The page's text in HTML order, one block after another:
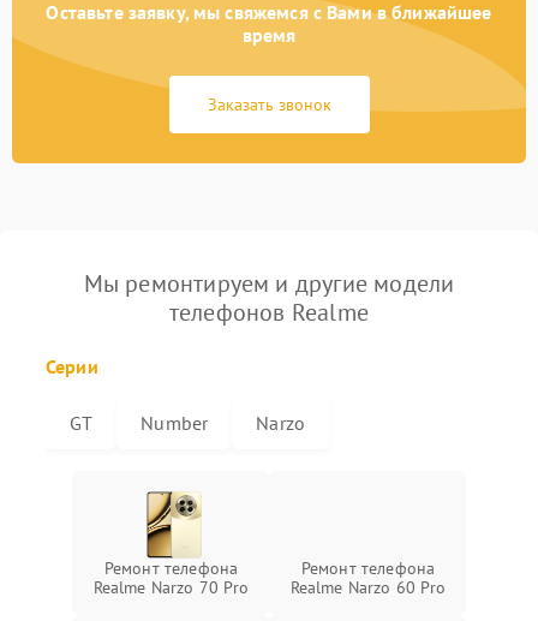
Оставьте заявку, мы свяжемся с Вами в ближайшее
время
Заказать звонок
Мы ремонтируем и другие модели
телефонов Realme
Серии
GT Number Narzo
Ремонт телефона
Realme Narzo 70 Pro
Ремонт телефона
Realme Narzo 60 Pro